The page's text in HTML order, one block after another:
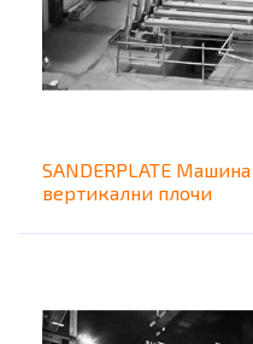
SANDERPLATE
вертикални плочи